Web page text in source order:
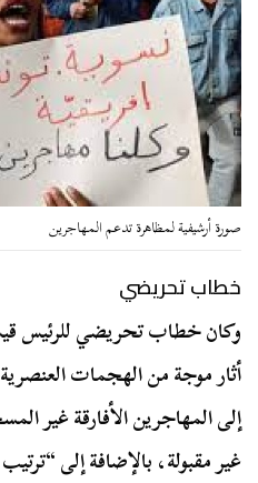
صورة أرشيفية لمظاهرة تدعم المهاجرين
خطاب تحريضي
وكان خطاب تحريضي للرئيس
أثار موجة من الهجمات
إلى المهاجرين الأفارقة غير
غير مقبولة، بالإضافة إلى